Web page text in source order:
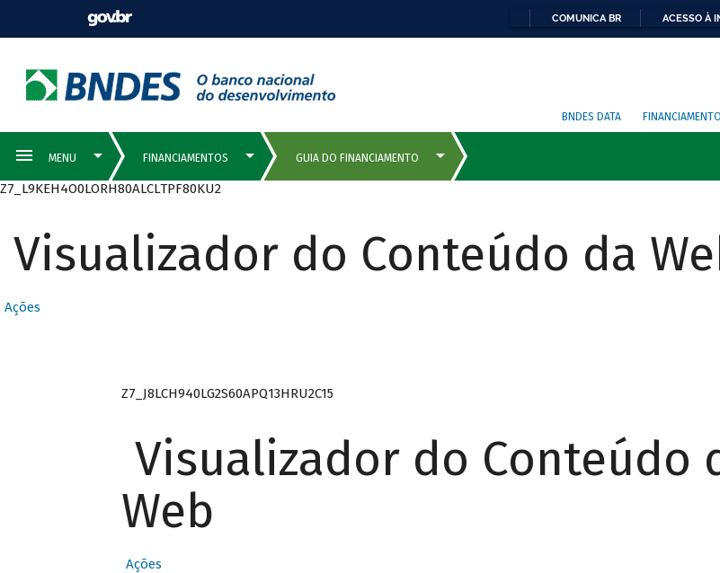
COMUNICA BR ACESSO À
BNDES DATA
Z7_L9KEH4O0LORH80ALCLTPF80KU2
Visualizador do Conteúdo da
Ações
Z7_J8LCH940LG2S60APQ13HRU2C15
Visualizador do Conteúdo
Web
Ações